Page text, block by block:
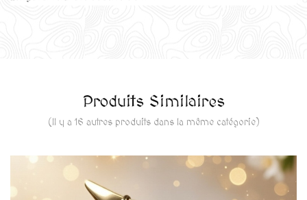
Produits Similaires
(Il y a 16 autres produits dans la même catégorie)